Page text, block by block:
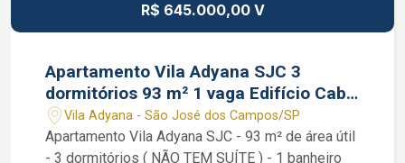
R$ 645.000,00 V
Apartamento Vila Adyana SJC 3
dormitórios 93 m² 1 vaga Edifício Cabo
Kennedy
Vila Adyana - São José dos Campos/SP
Apartamento Vila Adyana SJC - 93 m² de área útil
- 3 dormitórios ( NÃO TEM SUÍTE ) - 1 banheiro